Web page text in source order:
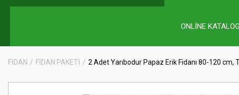
ONLİNE KATALOG
FİDAN FİDAN PAKETİ 2 Adet Yarıbodur Papaz Erik Fidanı 80-120 cm,